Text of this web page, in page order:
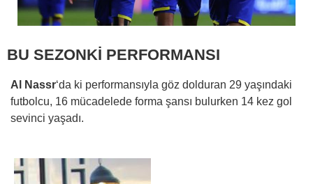
BU SEZONKİ PERFORMANSI
Al Nassr‘da ki performansıyla göz dolduran 29 yaşındaki
futbolcu, 16 mücadelede forma şansı bulurken 14 kez gol
sevinci yaşadı.